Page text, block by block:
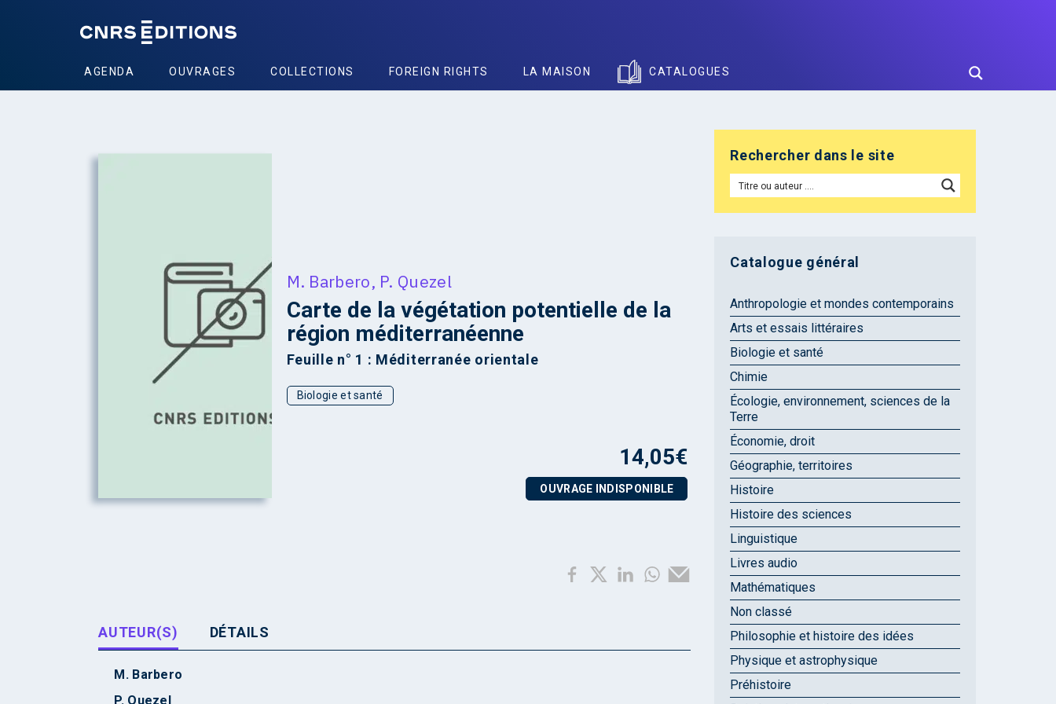
AGENDA OUVRAGES COLLECTIONS FOREIGN RIGHTS LA MAISON CATALOGUES
M. Barbero, P. Quezel
Carte de la végétation potentielle de la
région méditerranéenne
Feuille n° 1 : Méditerranée orientale
Biologie et santé
14,05€
OUVRAGE INDISPONIBLE
AUTEUR(S) DÉTAILS
M. Barbero
P. Quezel
Rechercher dans le site
Catalogue général
Anthropologie et mondes contemporains
Arts et essais littéraires
Biologie et santé
Chimie
Écologie, environnement, sciences de la
Terre
Économie, droit
Géographie, territoires
Histoire
Histoire des sciences
Linguistique
Livres audio
Mathématiques
Non classé
Philosophie et histoire des idées
Physique et astrophysique
Préhistoire